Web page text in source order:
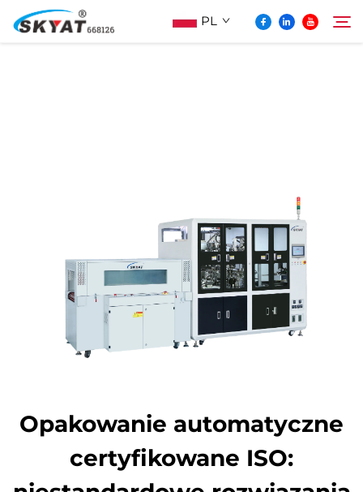
PL
Wideo I Zastosowanie
Projektowanie
Aktualności
Opakowanie automatyczne
certyfikowane ISO: